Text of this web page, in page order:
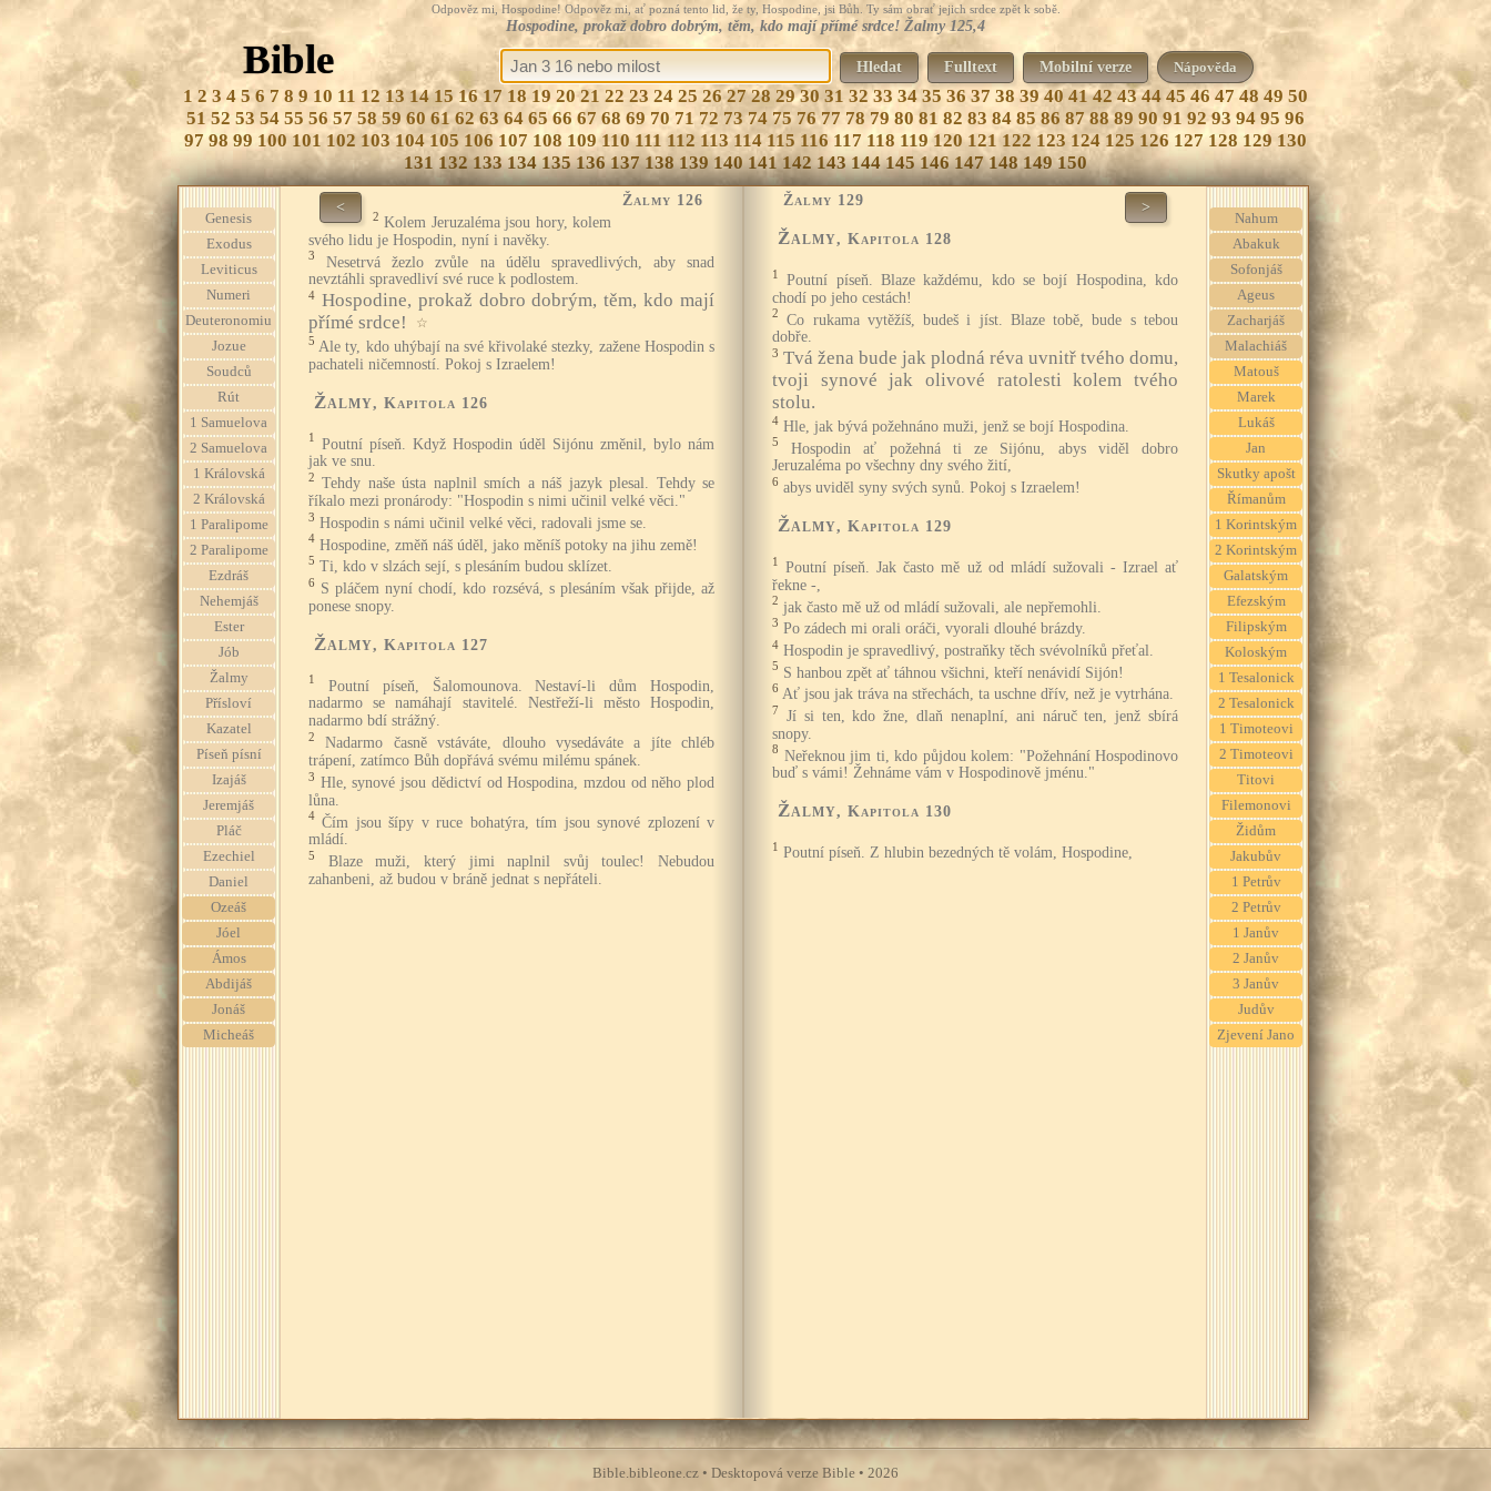
Odpověz mi, Hospodine! Odpověz mi, ať pozná tento lid, že ty, Hospodine, jsi Bůh. Ty sám obrať jejich srdce zpět k sobě.
Hospodine, prokaž dobro dobrým, těm, kdo mají přímé srdce! Žalmy 125,4
Bible Hledat Fulltext Mobilní verze Nápověda
1 2 3 4 5 6 7 8 9 10 11 12 13 14 15 16 17 18 19 20 21 22 23 24 25 26 27 28 29 30 31 32 33 34 35 36 37 38 39 40 41 42 43 44 45 46 47 48 49 50
51 52 53 54 55 56 57 58 59 60 61 62 63 64 65 66 67 68 69 70 71 72 73 74 75 76 77 78 79 80 81 82 83 84 85 86 87 88 89 90 91 92 93 94 95 96
97 98 99 100 101 102 103 104 105 106 107 108 109 110 111 112 113 114 115 116 117 118 119 120 121 122 123 124 125 126 127 128 129 130
131 132 133 134 135 136 137 138 139 140 141 142 143 144 145 146 147 148 149 150
Genesis
Exodus
Leviticus
Numeri
Deuteronomiu
Jozue
Soudců
Rút
1 Samuelova
2 Samuelova
1 Královská
2 Královská
1 Paralipome
2 Paralipome
Ezdráš
Nehemjáš
Ester
Jób
Žalmy
Přísloví
Kazatel
Píseň písní
Izajáš
Jeremjáš
Pláč
Ezechiel
Daniel
Ozeáš
Jóel
Ámos
Abdijáš
Jonáš
Micheáš
< Žalmy 126
2 Kolem Jeruzaléma jsou hory, kolem
svého lidu je Hospodin, nyní i navěky.
3
Nesetrvá žezlo zvůle na údělu spravedlivých, aby snad
nevztáhli spravedliví své ruce k podlostem.
4 Hospodine, prokaž dobro dobrým, těm, kdo mají
přímé srdce!
☆
5 Ale ty, kdo uhýbají na své křivolaké stezky, zažene Hospodin s
pachateli ničemností. Pokoj s Izraelem!
Žalmy, Kapitola 126
1 Poutní píseň. Když Hospodin úděl Sijónu změnil, bylo nám
jak ve snu.
2
Tehdy naše ústa naplnil smích a náš jazyk plesal. Tehdy se
říkalo mezi pronárody: "Hospodin s nimi učinil velké věci."
3 Hospodin s námi učinil velké věci, radovali jsme se.
4 Hospodine, změň náš úděl, jako měníš potoky na jihu země!
5 Ti, kdo v slzách sejí, s plesáním budou sklízet.
6 S pláčem nyní chodí, kdo rozsévá, s plesáním však přijde, až
ponese snopy.
Žalmy, Kapitola 127
1
Poutní píseň, Šalomounova. Nestaví-li dům Hospodin,
nadarmo se namáhají stavitelé. Nestřeží-li město Hospodin,
nadarmo bdí strážný.
2
Nadarmo časně vstáváte, dlouho vysedáváte a jíte chléb
trápení, zatímco Bůh dopřává svému milému spánek.
3 Hle, synové jsou dědictví od Hospodina, mzdou od něho plod
lůna.
4 Čím jsou šípy v ruce bohatýra, tím jsou synové zplození v
mládí.
5
Blaze muži, který jimi naplnil svůj toulec! Nebudou
zahanbeni, až budou v bráně jednat s nepřáteli.
Žalmy 129 >
Žalmy, Kapitola 128
1
Poutní píseň. Blaze každému, kdo se bojí Hospodina, kdo
chodí po jeho cestách!
2
Co rukama vytěžíš, budeš i jíst. Blaze tobě, bude s tebou
dobře.
3 Tvá žena bude jak plodná réva uvnitř tvého domu,
tvoji synové jak olivové ratolesti kolem tvého
stolu.
4 Hle, jak bývá požehnáno muži, jenž se bojí Hospodina.
5
Hospodin ať požehná ti ze Sijónu, abys viděl dobro
Jeruzaléma po všechny dny svého žití,
6 abys uviděl syny svých synů. Pokoj s Izraelem!
Žalmy, Kapitola 129
1
Poutní píseň. Jak často mě už od mládí sužovali - Izrael ať
řekne -,
2 jak často mě už od mládí sužovali, ale nepřemohli.
3 Po zádech mi orali oráči, vyorali dlouhé brázdy.
4 Hospodin je spravedlivý, postraňky těch svévolníků přeťal.
5 S hanbou zpět ať táhnou všichni, kteří nenávidí Sijón!
6 Ať jsou jak tráva na střechách, ta uschne dřív, než je vytrhána.
7
Jí si ten, kdo žne, dlaň nenaplní, ani náruč ten, jenž sbírá
snopy.
8 Neřeknou jim ti, kdo půjdou kolem: "Požehnání Hospodinovo
buď s vámi! Žehnáme vám v Hospodinově jménu."
Žalmy, Kapitola 130
1 Poutní píseň. Z hlubin bezedných tě volám, Hospodine,
Nahum
Abakuk
Sofonjáš
Ageus
Zacharjáš
Malachiáš
Matouš
Marek
Lukáš
Jan
Skutky apošt
Římanům
1 Korintským
2 Korintským
Galatským
Efezským
Filipským
Koloským
1 Tesalonick
2 Tesalonick
1 Timoteovi
2 Timoteovi
Titovi
Filemonovi
Židům
Jakubův
1 Petrův
2 Petrův
1 Janův
2 Janův
3 Janův
Judův
Zjevení Jano
Bible.bibleone.cz • Desktopová verze Bible • 2026